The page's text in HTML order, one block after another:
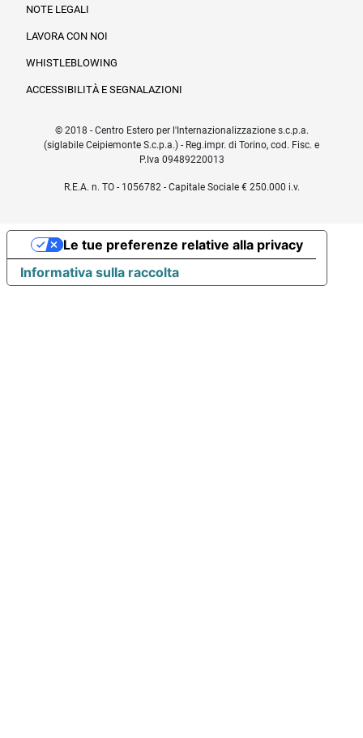
NOTE LEGALI
LAVORA CON NOI
WHISTLEBLOWING
ACCESSIBILITÀ E SEGNALAZIONI
© 2018 - Centro Estero per l'Internazionalizzazione s.c.p.a.
(siglabile Ceipiemonte S.c.p.a.) - Reg.impr. di Torino, cod. Fisc. e
P.Iva 09489220013
R.E.A. n. TO - 1056782 - Capitale Sociale € 250.000 i.v.
Informativa sulla raccolta
Le tue preferenze relative alla privacy